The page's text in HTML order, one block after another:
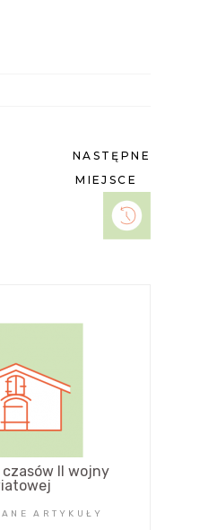
NASTĘPNE
MIEJSCE
II wojny
ARTYKUŁY